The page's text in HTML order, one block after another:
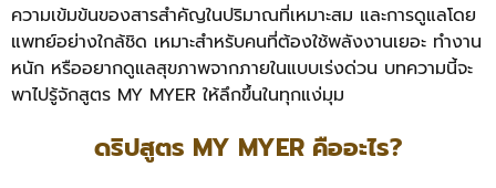
ความเข้มข้นของสารสำคัญในปริมาณที่เหมาะสม และการดูแลโดย
แพทย์อย่างใกล้ชิด เหมาะสำหรับคนที่ต้องใช้พลังงานเยอะ ทำงาน
หนัก หรืออยากดูแลสุขภาพจากภายในแบบเร่งด่วน บทความนี้จะ
พาไปรู้จักสูตร MY MYER ให้ลึกขึ้นในทุกแง่มุม
ดริปสูตร MY MYER คืออะไร?